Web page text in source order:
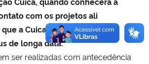
com os projetos ali
a Cuica é parceira do
de longa data.
ser realizadas com antecedência